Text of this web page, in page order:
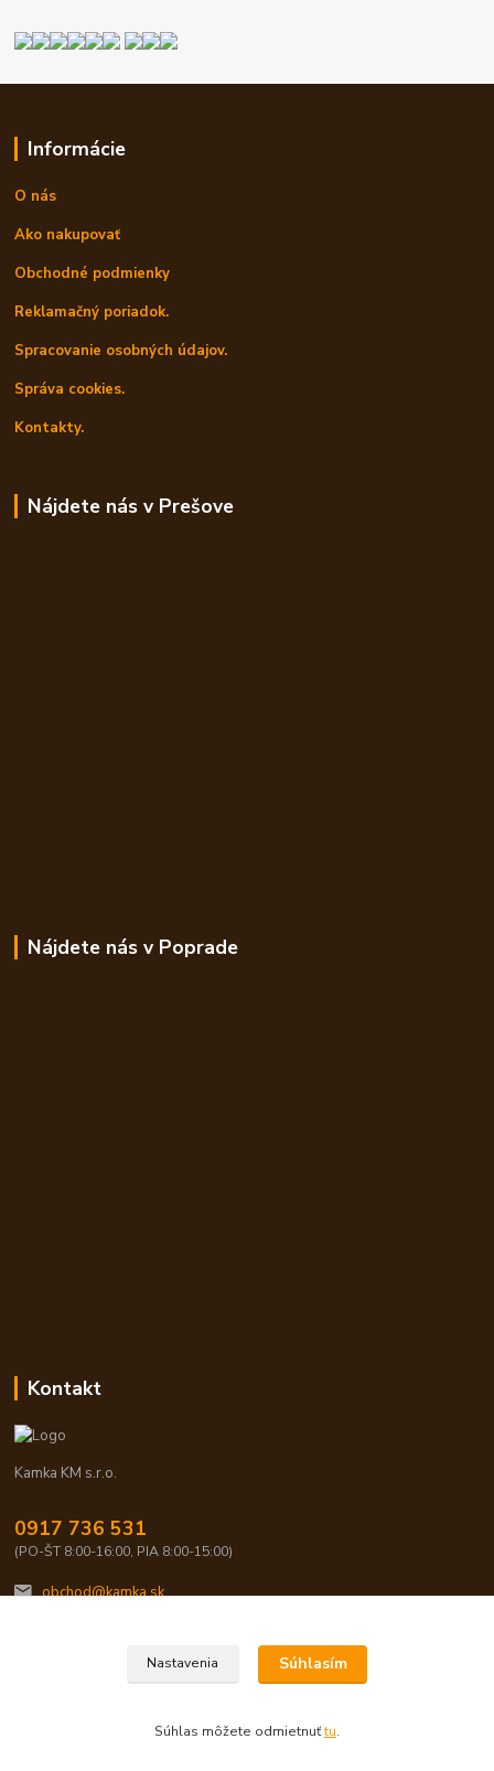
Informácie
O nás
Ako nakupovať
Obchodné podmienky
Reklamačný poriadok.
Spracovanie osobných údajov.
Správa cookies.
Kontakty.
Nájdete nás v Prešove
Nájdete nás v Poprade
Kontakt
Kamka KM s.r.o.
0917 736 531
(PO-ŠT 8:00-16:00, PIA 8:00-15:00)
obchod@kamka.sk
Nastavenia Súhlasím
Súhlas môžete odmietnuťtu.